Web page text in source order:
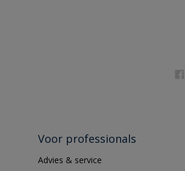
Voor professionals
Advies & service